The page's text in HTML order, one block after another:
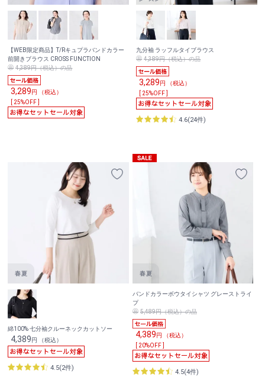
【WEB限定商品】T/Rキュプラバンドカラー
前開きブラウス CROSS FUNCTION
4,389円（税込）の品
3,289円 （税込）
[ 25%OFF ]
九分袖 ラッフルタイブラウス
4,389円（税込）の品
3,289円 （税込）
[ 25%OFF ]
4.6(24件)
綿100% 七分袖クルーネックカットソー
4,389円 （税込）
4.5(2件)
バンドカラーボウタイシャツ グレーストライ
プ
5,489円（税込）の品
4,389円 （税込）
[ 20%OFF ]
4.5(4件)